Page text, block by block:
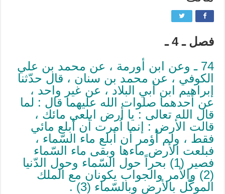
فصل ـ 4 ـ
74 ـ وعن ابن أورمة ، عن محمد بن علي
الكوفي ، عن محمد بن سنان ، قال حدّثنا
إبراهيم ابن أبي البلاد ، عن غير واحد ،
عن أحدهما صلوات الله عليهما قال : لما
قال الله تعالى : يا أرض ابلعي مائك ،
قالت الأرض : إنما اُمرت أن أبلع مائي
فقط ، ولم اُؤمر أن أبلع ماء السّماء ،
فبلعت الأرض ماءها وبقى ماء السّماء
فصير (1) بحراً حول السّماء وحول الدّنيا
(2) والأمر والجواب يكونان مع الملك
الموكّل بالأرض وبالسّماء (3) .